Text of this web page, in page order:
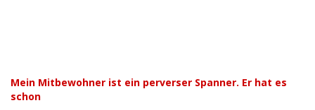
Mein Mitbewohner ist ein perverser Spanner. Er hat es
schon